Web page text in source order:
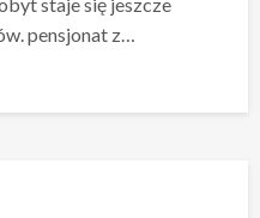
staje się jeszcze
pensjonat z…